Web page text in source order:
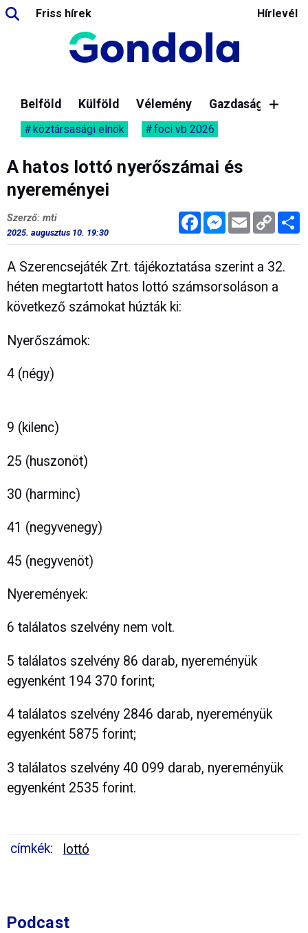
Friss hírek Hírlevél
Belföld Külföld Vélemény Gazdaság
köztársasági elnök foci vb 2026
A hatos lottó nyerőszámai és
nyereményei
FacebookMessenger
Email Copy
Link
Szerző: mti
2025. augusztus 10. 19:30
A Szerencsejáték Zrt. tájékoztatása szerint a 32.
héten megtartott hatos lottó számsorsoláson a
következő számokat húzták ki:
Nyerőszámok:
4 (négy)
9 (kilenc)
25 (huszonöt)
30 (harminc)
41 (negyvenegy)
45 (negyvenöt)
Nyeremények:
6 találatos szelvény nem volt.
5 találatos szelvény 86 darab, nyereményük
egyenként 194 370 forint;
4 találatos szelvény 2846 darab, nyereményük
egyenként 5875 forint;
3 találatos szelvény 40 099 darab, nyereményük
egyenként 2535 forint.
címkék: lottó
Podcast